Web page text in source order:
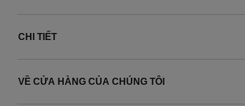
CHI TIẾT
VỀ CỬA HÀNG CỦA CHÚNG TÔI